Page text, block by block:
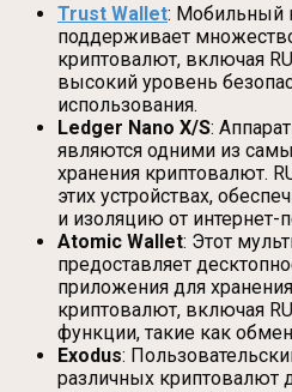
Trust Wallet: Мобильный
поддерживает
криптовалют, включая
высокий уровень
использования.
Ledger Nano X/S:
являются одними из
хранения криптовалют.
этих устройствах,
и изоляцию от интернет-
Atomic Wallet: Этот
предоставляет
приложения для
криптовалют, включая
функции, такие как
Exodus:
различных криптовалют